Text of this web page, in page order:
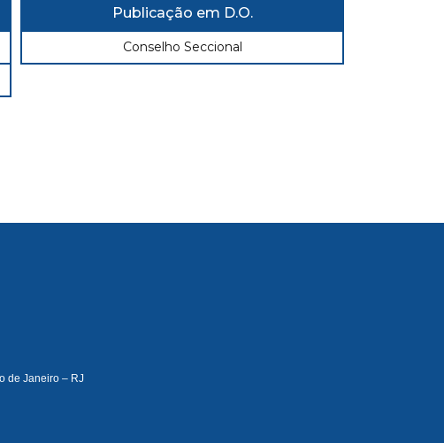
Publicação em D.O.
Conselho Seccional
de Janeiro – RJ